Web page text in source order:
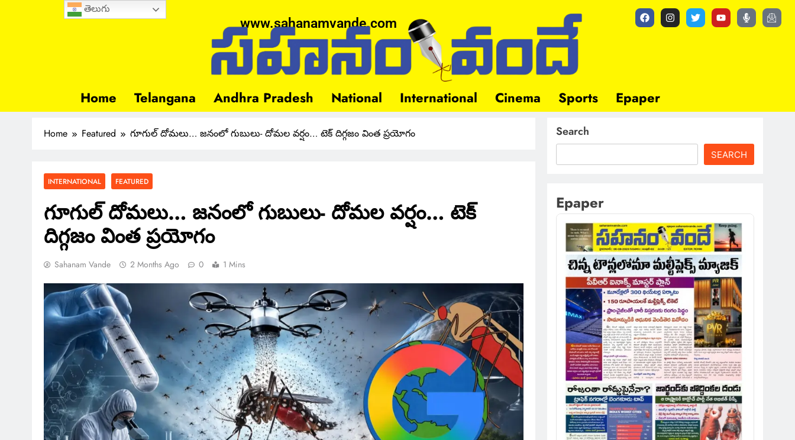
www.sahanamvande.com
Home Telangana Andhra Pradesh National International Cinema Sports Epaper
Home Featured గూగుల్ దోమలు… జనంలో గుబులు- దోమల వర్షం… టెక్ దిగ్గజం వింత ప్రయోగం
INTERNATIONAL FEATURED
గూగుల్ దోమలు… జనంలో గుబులు- దోమల వర్షం… టెక్
దిగ్గజం వింత ప్రయోగం
Sahanam Vande 2 Months Ago 0 1 Mins
Search
SEARCH
Epaper
తెలుగు